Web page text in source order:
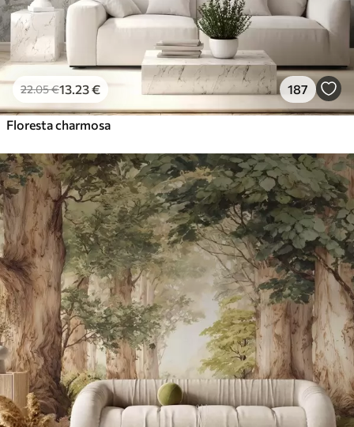
22.05€13 .23€ 187
Floresta charmosa